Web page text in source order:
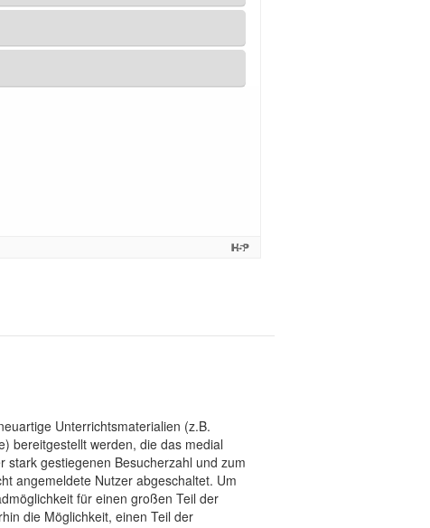
Unterrichtsmaterialien (z.B.
bereitgestellt werden, die das medial
gestiegenen Besucherzahl und zum
angemeldete Nutzer abgeschaltet. Um
für einen großen Teil der
die Möglichkeit, einen Teil der